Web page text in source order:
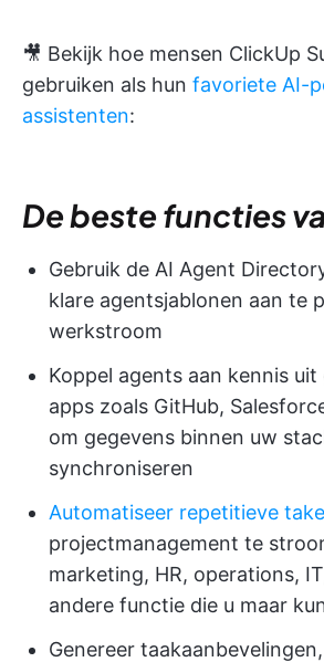
🎥 Bekijk hoe mensen ClickUp
gebruiken als hun favoriete AI-
assistenten:
De beste functies
Gebruik de AI Agent
klare agentsjablonen aan te
werkstroom
Koppel agents aan kennis
apps zoals GitHub,
om gegevens binnen uw
synchroniseren
Automatiseer repetitieve
projectmanagement te
marketing, HR, operations,
andere functie die u maar
Genereer